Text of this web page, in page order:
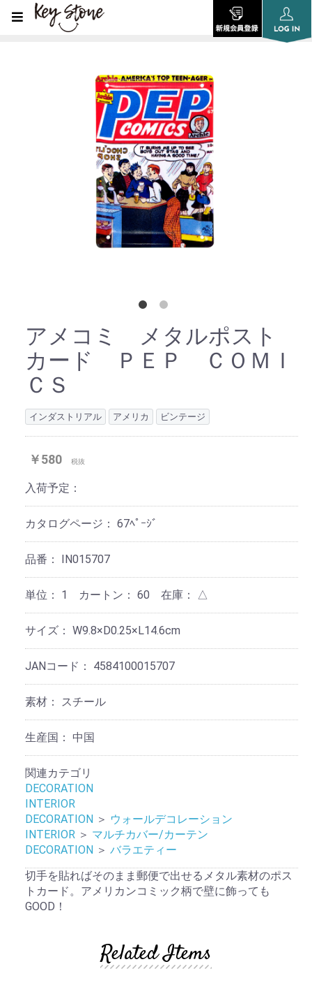
アメコミ メタルポスト
カード ＰＥＰ ＣＯＭＩ
ＣＳ
インダストリアル アメリカ ビンテージ
￥580 税抜
入荷予定：
カタログページ： 67ﾍﾟｰｼﾞ
品番： IN015707
単位： 1 カートン： 60 在庫： △
サイズ： W9.8×D0.25×L14.6cm
JANコード： 4584100015707
素材： スチール
生産国： 中国
関連カテゴリ
DECORATION
INTERIOR
DECORATION ＞ ウォールデコレーション
INTERIOR ＞ マルチカバー/カーテン
DECORATION ＞ バラエティー
切手を貼ればそのまま郵便で出せるメタル素材のポス
トカード。アメリカンコミック柄で壁に飾っても
GOOD！
Related Items